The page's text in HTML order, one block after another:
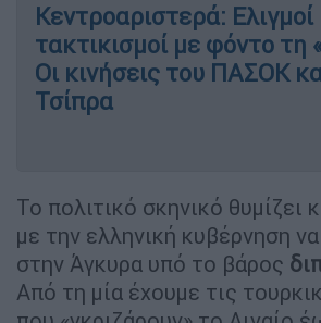
Κεντροαριστερά: Ελιγμοί
τακτικισμοί με φόντο τη
Οι κινήσεις του ΠΑΣΟΚ
Τσίπρα
Το πολιτικό σκηνικό θυμίζει
με την ελληνική κυβέρνηση
στην Άγκυρα υπό το βάρος
Από τη μία έχουμε τις